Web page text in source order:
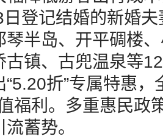
登记结婚的新婚
琴半岛、开平碉楼
古镇、古兜温泉等
折”专属特惠
福利。多重惠民政
蓄势。